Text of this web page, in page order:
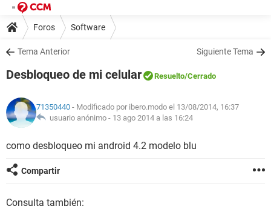
Foros Software
Tema Anterior Siguiente Tema
Desbloqueo de mi celular Resuelto/Cerrado
71350440 - Modificado por ibero.modo el 13/08/2014, 16:37
usuario anónimo - 13 ago 2014 a las 16:24
como desbloqueo mi android 4.2 modelo blu
Compartir
Consulta también: